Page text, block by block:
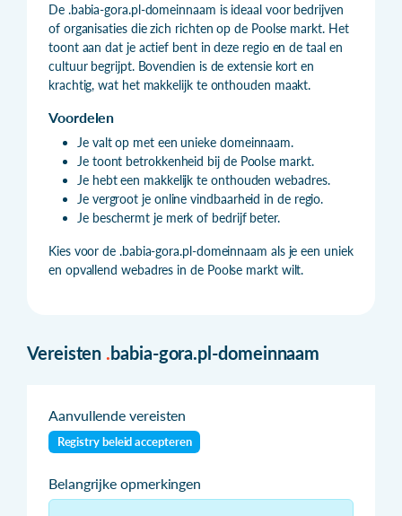
De .babia-gora.pl-domeinnaam is ideaal voor bedrijven
of organisaties die zich richten op de Poolse markt. Het
toont aan dat je actief bent in deze regio en de taal en
cultuur begrijpt. Bovendien is de extensie kort en
krachtig, wat het makkelijk te onthouden maakt.
Voordelen
Je valt op met een unieke domeinnaam.
Je toont betrokkenheid bij de Poolse markt.
Je hebt een makkelijk te onthouden webadres.
Je vergroot je online vindbaarheid in de regio.
Je beschermt je merk of bedrijf beter.
Kies voor de .babia-gora.pl-domeinnaam als je een uniek
en opvallend webadres in de Poolse markt wilt.
Vereisten .babia-gora.pl-domeinnaam
Aanvullende vereisten
Registry beleid accepteren
Belangrijke opmerkingen